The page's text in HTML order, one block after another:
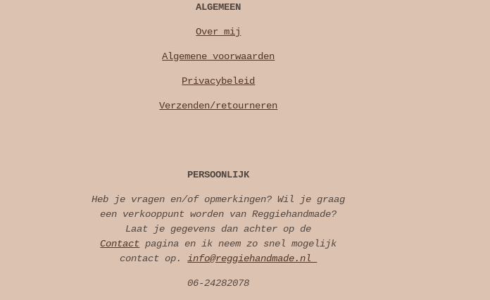
ALGEMEEN
Over mij
Algemene voorwaarden
Privacybeleid
Verzenden/retourneren
PERSOONLIJK
Heb je vragen en/of opmerkingen? Wil je graag
een verkooppunt worden van Reggiehandmade?
Laat je gegevens dan achter op de
Contact pagina en ik neem zo snel mogelijk
contact op.info@reggiehandmade.nl
06-24282078